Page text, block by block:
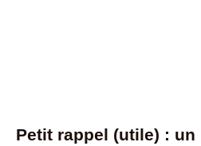
Petit rappel (utile) : un